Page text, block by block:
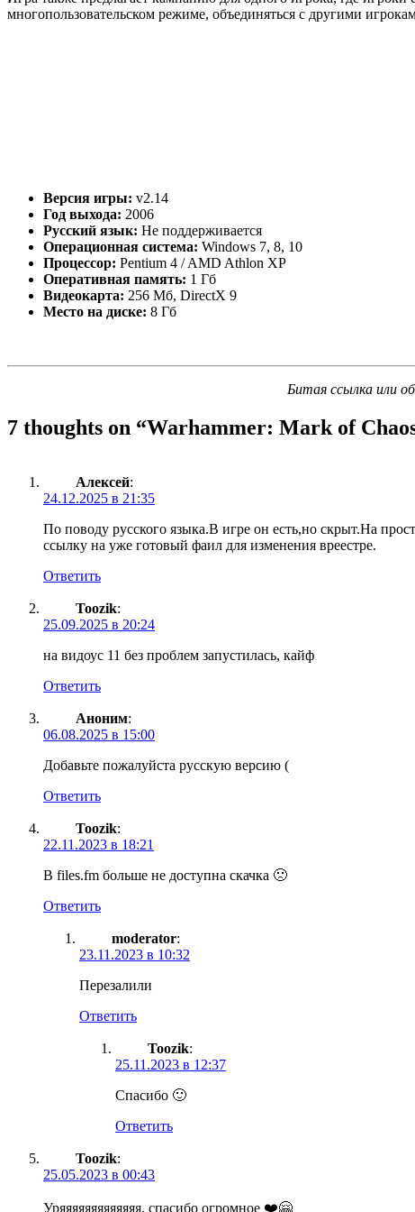
многопользовательском режиме, объединяться с другими
Версия игры: v2.14
Год выхода: 2006
Русский язык: Не поддерживается
Операционная система: Windows 7, 8, 10
Процессор: Pentium 4 / AMD Athlon XP
Оперативная память: 1 Гб
Видеокарта: 256 Мб, DirectX 9
Место на диске: 8 Гб
Битая ссылка или
7 thoughts on “Warhammer: Mark of
Алексей:
24.12.2025 в 21:35
По поводу русского языка.В игре он есть,но скрыт.На
ссылку на уже готовый фаил для изменения вреестре.
Ответить
Toozik:
25.09.2025 в 20:24
на видоус 11 без проблем запустилась, кайф
Ответить
Аноним:
06.08.2025 в 15:00
Добавьте пожалуйста русскую версию (
Ответить
Toozik:
22.11.2023 в 18:21
В files.fm больше не доступна скачка 🙁
Ответить
moderator:
23.11.2023 в 10:32
Перезалили
Ответить
Toozik:
25.11.2023 в 12:37
Спасибо 🙂
Ответить
Toozik:
25.05.2023 в 00:43
Уряяяяяяяяяяяяя, спасибо огромное ❤️🤗